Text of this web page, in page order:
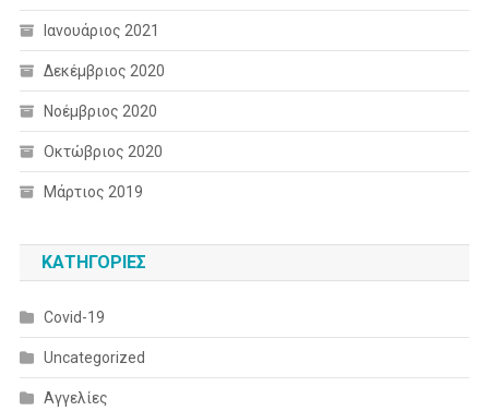
Ιανουάριος 2021
Δεκέμβριος 2020
Νοέμβριος 2020
Οκτώβριος 2020
Μάρτιος 2019
KΑΤΗΓΟΡΊΕΣ
Covid-19
Uncategorized
Αγγελίες